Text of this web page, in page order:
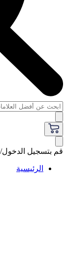
قم بتسجيل
الرئيسية